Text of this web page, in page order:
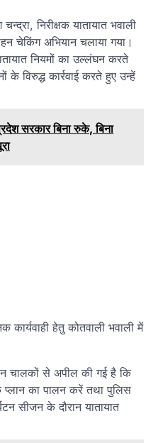
निरीक्षक यातायात भवाली
चेकिंग अभियान चलाया गया।
नियमों का उल्लंघन करते
के विरुद्ध कार्रवाई करते हुए उन्हें
सरकार बिना रुके, बिना
हेतु कोतवाली भवाली में
चालकों से अपील की गई है कि
प्लान का पालन करें तथा पुलिस
सीजन के दौरान यातायात